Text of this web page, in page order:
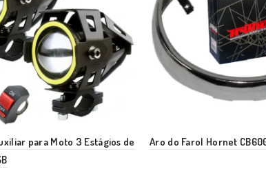
para Moto 3 Estágios de
Aro do Farol Hornet